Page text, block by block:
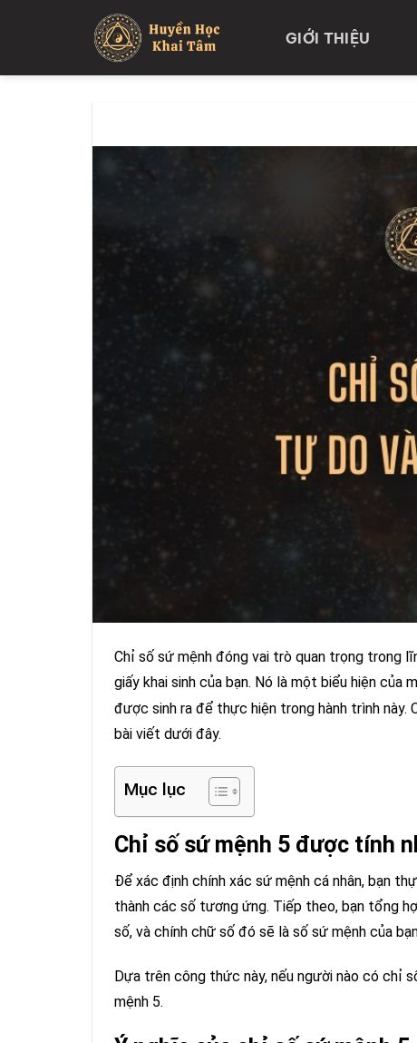
GIỚI THIỆU
Chỉ số sứ mệnh đóng vai trò quan trọng trong
giấy khai sinh của bạn. Nó là một biểu hiện
được sinh ra để thực hiện trong hành trình này.
bài viết dưới đây.
Mục lục
Chỉ số sứ mệnh 5 được tính
Để xác định chính xác sứ mệnh cá nhân, bạn
thành các số tương ứng. Tiếp theo, bạn tổng
số, và chính chữ số đó sẽ là số sứ mệnh của
Dựa trên công thức này, nếu người nào có chỉ
mệnh 5.